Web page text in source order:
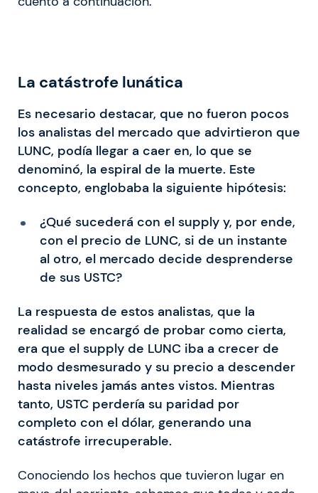
La catástrofe lunática
Es necesario destacar, que no fueron pocos
los analistas del mercado que advirtieron que
LUNC, podía llegar a caer en, lo que se
denominó, la espiral de la muerte. Este
concepto, englobaba la siguiente hipótesis:
¿Qué sucederá con el supply y, por ende,
con el precio de LUNC, si de un instante
al otro, el mercado decide desprenderse
de sus USTC?
La respuesta de estos analistas, que la
realidad se encargó de probar como cierta,
era que el supply de LUNC iba a crecer de
modo desmesurado y su precio a descender
hasta niveles jamás antes vistos. Mientras
tanto, USTC perdería su paridad por
completo con el dólar, generando una
catástrofe irrecuperable.
Conociendo los hechos que tuvieron lugar en